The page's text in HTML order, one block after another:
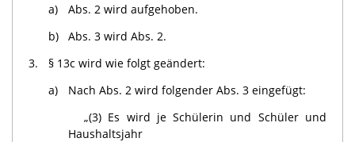
a)
Abs. 2 wird aufgehoben.
b)
Abs. 3 wird Abs. 2.
3.
§ 13c wird wie folgt geändert:
a)
Nach Abs. 2 wird folgender Abs. 3 eingefügt:
„(3) Es wird je Schülerin und Schüler und
Haushaltsjahr